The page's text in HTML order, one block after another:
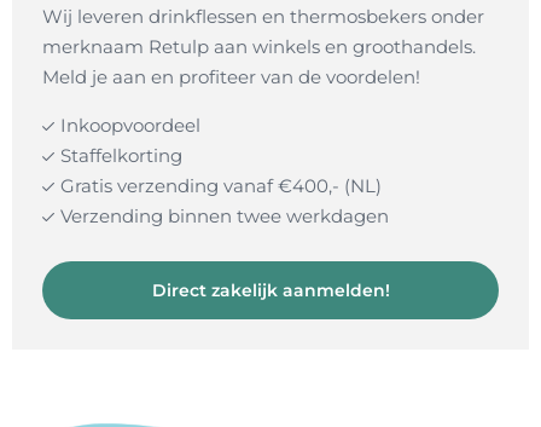
Wij leveren drinkflessen en thermosbekers onder
merknaam Retulp aan winkels en groothandels.
Meld je aan en profiteer van de voordelen!
Inkoopvoordeel
Staffelkorting
Gratis verzending vanaf €400,- (NL)
Verzending binnen twee werkdagen
Direct zakelijk aanmelden!